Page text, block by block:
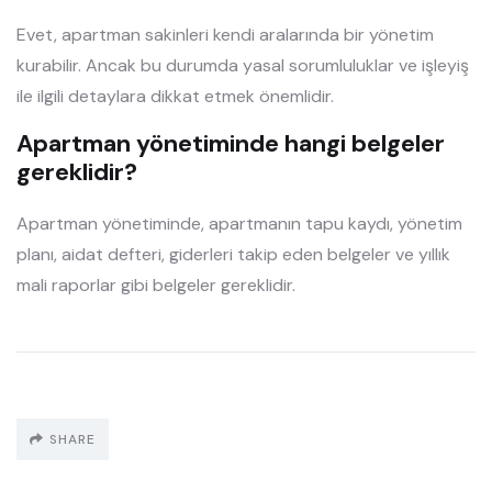
Evet, apartman sakinleri kendi aralarında bir yönetim
kurabilir. Ancak bu durumda yasal sorumluluklar ve işleyiş
ile ilgili detaylara dikkat etmek önemlidir.
Apartman yönetiminde hangi belgeler
gereklidir?
Apartman yönetiminde, apartmanın tapu kaydı, yönetim
planı, aidat defteri, giderleri takip eden belgeler ve yıllık
mali raporlar gibi belgeler gereklidir.
SHARE